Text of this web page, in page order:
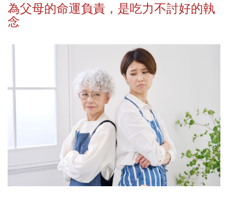
為父母的命運負責，是吃力不討好的執
念